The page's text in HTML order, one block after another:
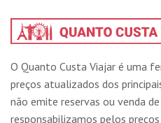
O Quanto Custa Viajar é uma
preços atualizados dos
não emite reservas ou venda
responsabilizamos pelos